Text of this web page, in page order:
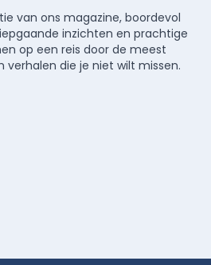
van ons magazine, boordevol
inzichten en prachtige
op een reis door de meest
die je niet wilt missen.